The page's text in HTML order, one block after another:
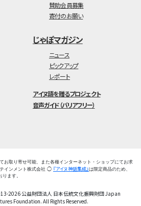
賛助会員募集
寄付のお願い
じゃぽマガジン
ニュース
ピックアップ
レポート
アイヌ語を贈るプロジェクト
音声ガイド（バリアフリー）
お取り寄せ可能、また各種インターネット・ショップにてお求
インメント株式会社 ◯ 『アイヌ神話集成』は限定商品のため、
ます。
2026 公益財団法人 日本伝統文化振興財団 Japan
Foundation. All Rights Reserved.